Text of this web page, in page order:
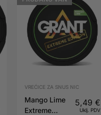
VREĆICE ZA SNUS NIC
Mango Lime
Extreme
5,49€
Uklj. PDV